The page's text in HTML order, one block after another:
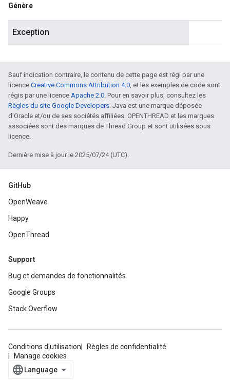
Génère
Exception
Sauf indication contraire, le contenu de cette page est régi par une
licence Creative Commons Attribution 4.0, et les exemples de code sont
régis par une licence Apache 2.0. Pour en savoir plus, consultez les
Règles du site Google Developers. Java est une marque déposée
d'Oracle et/ou de ses sociétés affiliées. OPENTHREAD et les marques
associées sont des marques de Thread Group et sont utilisées sous
licence.
Dernière mise à jour le 2025/07/24 (UTC).
GitHub
OpenWeave
Happy
OpenThread
Support
Bug et demandes de fonctionnalités
Google Groups
Stack Overflow
Conditions d'utilisation
Règles de confidentialité
Manage cookies